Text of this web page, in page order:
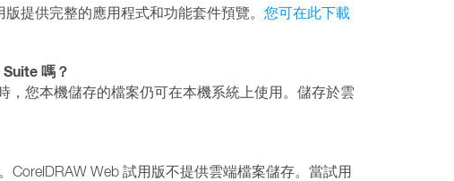
提供完整的應用程式和功能套件預覽。 您可在此下載
嗎？
，您本機儲存的檔案仍可在本機系統上使用。儲存於雲
CorelDRAW Web 試用版不提供雲端檔案儲存。當試用